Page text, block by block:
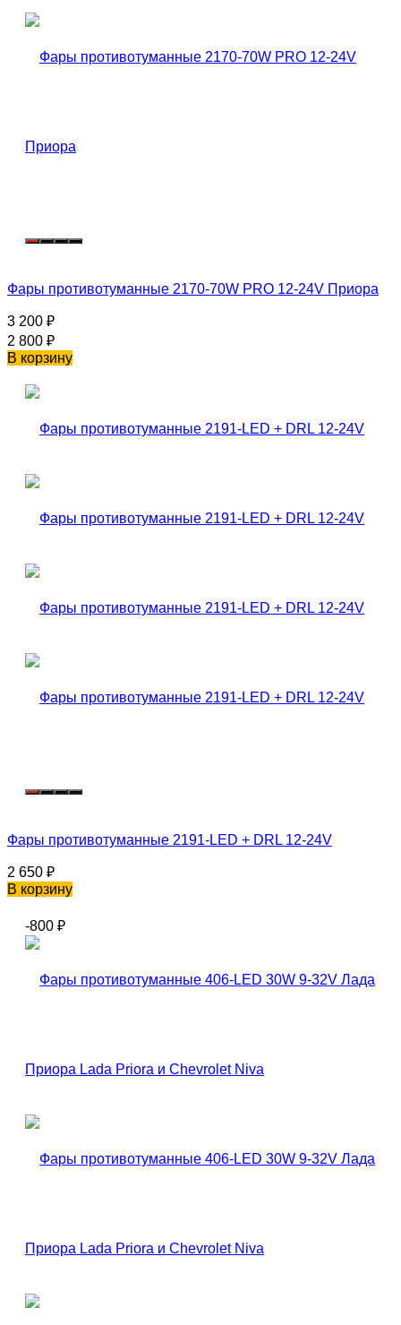
Фары противотуманные 2170-70W PRO 12-24V Приора
3 200 ₽
2 800 ₽
В корзину
Фары противотуманные 2191-LED + DRL 12-24V
2 650 ₽
В корзину
-800 ₽